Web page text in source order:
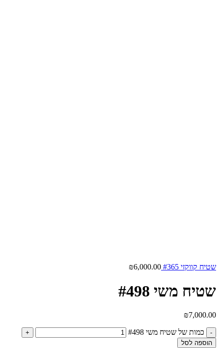
שטיח קווקזי #365 ₪6,000.00
שטיח משי #498
₪7,000.00
כמות של שטיח משי #498
הוספה לסל